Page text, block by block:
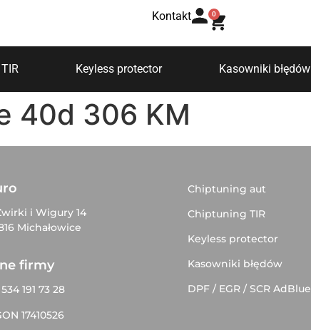
Kontakt 0
Keyless protector Kasowniki błędów
40d 306 KM
i Wigury 14
Michałowice
firmy
191 73 28
17410526
Chiptuning aut
Chiptuning TIR
Keyless protector
Kasowniki błędów
DPF / EGR / SCR AdBlue